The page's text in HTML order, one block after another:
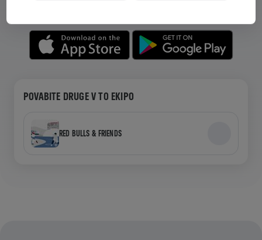
POVABITE DRUGE V TO EKIPO
RED BULLS & FRIENDS